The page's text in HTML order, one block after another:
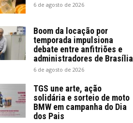
6 de agosto de 2026
Boom da locação por
temporada impulsiona
debate entre anfitriões e
administradores de Brasília
6 de agosto de 2026
TGS une arte, ação
solidária e sorteio de moto
BMW em campanha do Dia
dos Pais